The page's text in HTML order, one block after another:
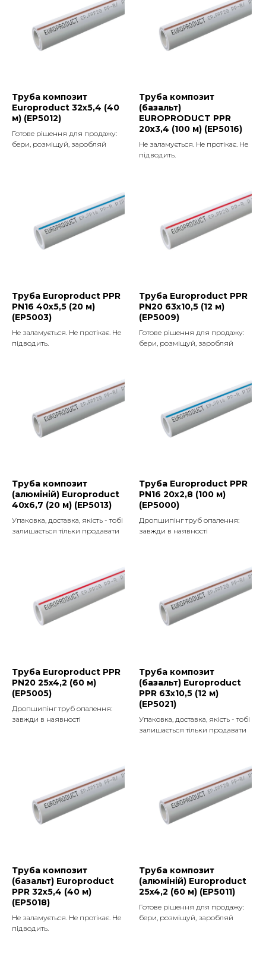
Труба композит
Europroduct 32x5,4 (40
м) (EP5012)
Готове рішення для продажу:
бери, розміщуй, заробляй
Труба композит
(базальт)
EUROPRODUCT PPR
20x3,4 (100 м) (EP5016)
Не заламується. Не протікає. Не
підводить.
Труба Europroduct PPR
PN16 40x5,5 (20 м)
(EP5003)
Не заламується. Не протікає. Не
підводить.
Труба Europroduct PPR
PN20 63x10,5 (12 м)
(EP5009)
Готове рішення для продажу:
бери, розміщуй, заробляй
Труба композит
(алюміній) Europroduct
40x6,7 (20 м) (EP5013)
Упаковка, доставка, якість - тобі
залишається тільки продавати
Труба Europroduct PPR
PN16 20x2,8 (100 м)
(EP5000)
Дропшипінг труб опалення:
завжди в наявності
Труба Europroduct PPR
PN20 25x4,2 (60 м)
(EP5005)
Дропшипінг труб опалення:
завжди в наявності
Труба композит
(базальт) Europroduct
PPR 63x10,5 (12 м)
(EP5021)
Упаковка, доставка, якість - тобі
залишається тільки продавати
Труба композит
(базальт) Europroduct
PPR 32x5,4 (40 м)
(EP5018)
Не заламується. Не протікає. Не
підводить.
Труба композит
(алюміній) Europroduct
25x4,2 (60 м) (EP5011)
Готове рішення для продажу:
бери, розміщуй, заробляй